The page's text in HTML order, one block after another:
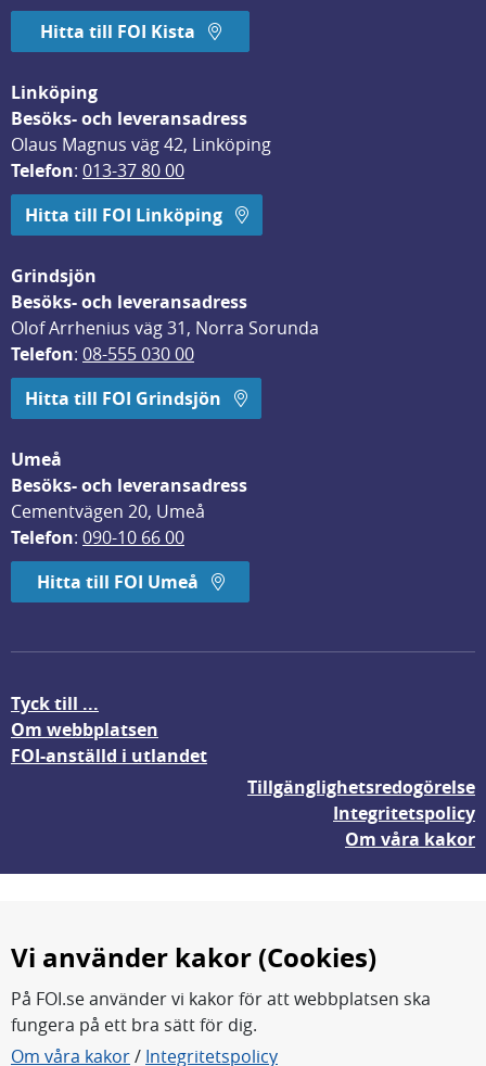
Hitta till FOI Kista
Linköping
Besöks- och leveransadress
Olaus Magnus väg 42, Linköping
Telefon: 013-37 80 00
Hitta till FOI Linköping
Grindsjön
Besöks- och leveransadress
Olof Arrhenius väg 31, Norra Sorunda
Telefon: 08-555 030 00
Hitta till FOI Grindsjön
Umeå
Besöks- och leveransadress
Cementvägen 20, Umeå
Telefon: 090-10 66 00
Hitta till FOI Umeå
Tyck till ...
Om webbplatsen
FOI-anställd i utlandet
Tillgänglighetsredogörelse
Integritetspolicy
Om våra kakor
FOI forskar för en säkrare värld.
Vi använder kakor (Cookies)
På FOI.se använder vi kakor för att webbplatsen ska
fungera på ett bra sätt för dig.
Om våra kakor/ Integritetspolicy